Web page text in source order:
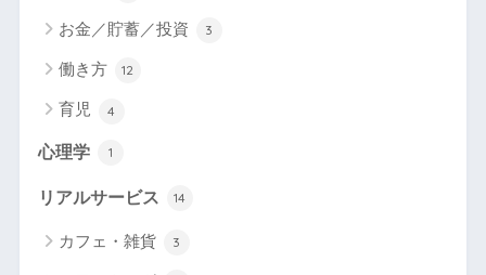
お金／貯蓄／投資 3
働き方 12
育児 4
心理学 1
リアルサービス 14
カフェ・雑貨 3